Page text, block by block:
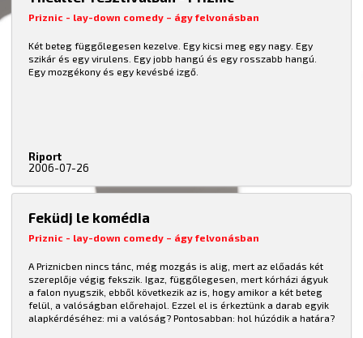
Priznic - lay-down comedy – ágy felvonásban
Két beteg függőlegesen kezelve. Egy kicsi meg egy nagy. Egy
szikár és egy virulens. Egy jobb hangú és egy rosszabb hangú.
Egy mozgékony és egy kevésbé izgő.
Riport
2006-07-26
Feküdj le komédia
Priznic - lay-down comedy – ágy felvonásban
A Priznicben nincs tánc, még mozgás is alig, mert az előadás két
szereplője végig fekszik. Igaz, függőlegesen, mert kórházi ágyuk
a falon nyugszik, ebből következik az is, hogy amikor a két beteg
felül, a valóságban előrehajol. Ezzel el is érkeztünk a darab egyik
alapkérdéséhez: mi a valóság? Pontosabban: hol húzódik a határa?